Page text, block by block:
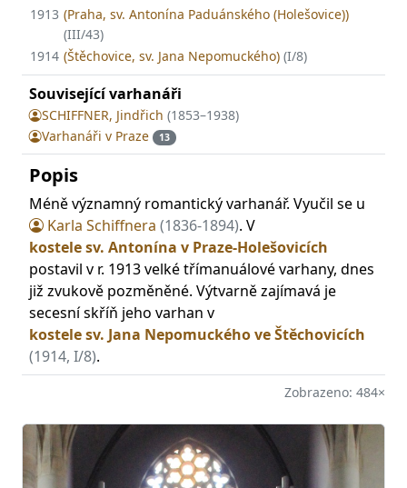
1913 (Praha, sv. Antonína Paduánského (Holešovice))
(III/43)
1914 (Štěchovice, sv. Jana Nepomuckého) (I/8)
Související varhanáři
SCHIFFNER, Jindřich (1853–1938)
Varhanáři v Praze
13
Popis
Méně významný romantický varhanář. Vyučil se u
Karla Schiffnera (1836-1894). V
kostele sv. Antonína v Praze-Holešovicích
postavil v r. 1913 velké třímanuálové varhany, dnes
již zvukově pozměněné. Výtvarně zajímavá je
secesní skříň jeho varhan v
kostele sv. Jana Nepomuckého ve Štěchovicích
(1914, I/8).
Zobrazeno: 484×